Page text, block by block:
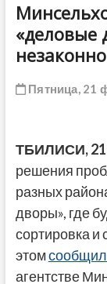
«деловые
Пятница, 21
ТБИЛИСИ, 21
решения
разных
дворы», где
сортировка
этом
агентстве